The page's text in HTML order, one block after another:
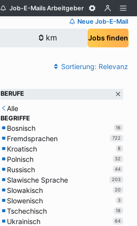
Job-E-MailsArbeitgeber
Neue Job-E-Mail
Jobs finden
Sortierung: Relevanz
BERUFE
Alle
BEGRIFFE
Bosnisch 16
Fremdsprachen 722
Kroatisch 8
Polnisch 32
Russisch 44
Slawische Sprache 203
Slowakisch 20
Slowenisch 3
Tschechisch 18
Ukrainisch 64